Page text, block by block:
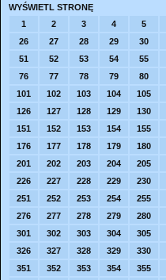
WYŚWIETL STRONĘ
1
2 3 4 5
26
27 28 29 30
51
52 53 54 55
76
77 78 79 80
101
102 103 104 105
126
127 128 129 130
151
152 153 154 155
176
177 178 179 180
201
202 203 204 205
226
227 228 229 230
251
252 253 254 255
276
277 278 279 280
301
302 303 304 305
326
327 328 329 330
351
352 353 354 355